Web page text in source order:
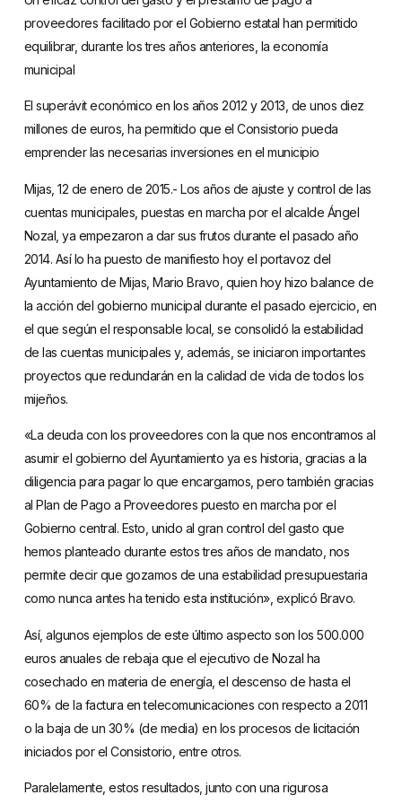
proveedores facilitado por el Gobierno estatal han permitido
equilibrar, durante los tres años anteriores, la economía
municipal
El superávit económico en los años 2012 y 2013, de unos diez
millones de euros, ha permitido que el Consistorio pueda
emprender las necesarias inversiones en el municipio
Mijas, 12 de enero de 2015.- Los años de ajuste y control de las
cuentas municipales, puestas en marcha por el alcalde Ángel
Nozal, ya empezaron a dar sus frutos durante el pasado año
2014. Así lo ha puesto de manifiesto hoy el portavoz del
Ayuntamiento de Mijas, Mario Bravo, quien hoy hizo balance de
la acción del gobierno municipal durante el pasado ejercicio, en
el que según el responsable local, se consolidó la estabilidad
de las cuentas municipales y, además, se iniciaron importantes
proyectos que redundarán en la calidad de vida de todos los
mijeños.
«La deuda con los proveedores con la que nos encontramos al
asumir el gobierno del Ayuntamiento ya es historia, gracias a la
diligencia para pagar lo que encargamos, pero también gracias
al Plan de Pago a Proveedores puesto en marcha por el
Gobierno central. Esto, unido al gran control del gasto que
hemos planteado durante estos tres años de mandato, nos
permite decir que gozamos de una estabilidad presupuestaria
como nunca antes ha tenido esta institución», explicó Bravo.
Así, algunos ejemplos de este último aspecto son los 500.000
euros anuales de rebaja que el ejecutivo de Nozal ha
cosechado en materia de energía, el descenso de hasta el
60% de la factura en telecomunicaciones con respecto a 2011
o la baja de un 30% (de media) en los procesos de licitación
iniciados por el Consistorio, entre otros.
Paralelamente, estos resultados, junto con una rigurosa